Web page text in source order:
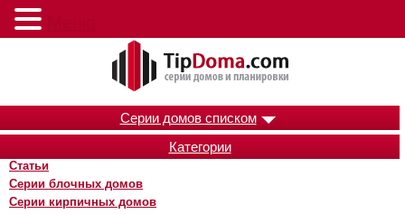
Серии домов списком
Категории
Статьи
Серии блочных домов
Серии кирпичных домов